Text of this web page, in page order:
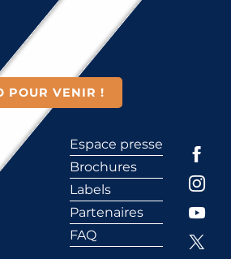
POUR VENIR !
Espace presse
Brochures
Labels
Partenaires
FAQ